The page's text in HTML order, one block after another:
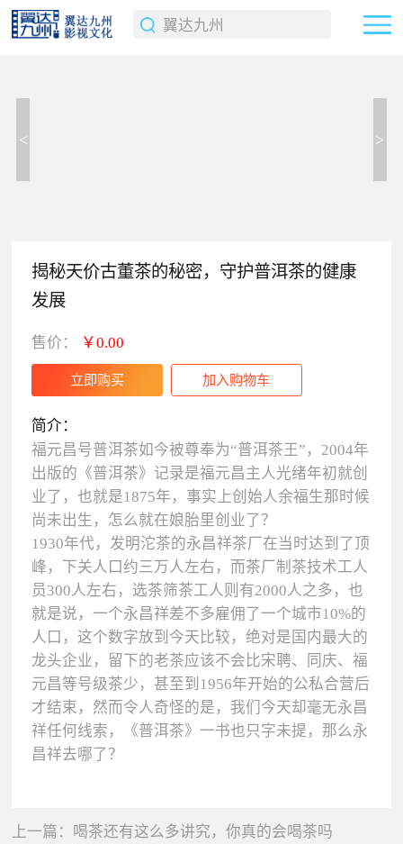
< >
揭秘天价古董茶的秘密，守护普洱茶的健康
发展
售价： ￥0.00
简介：
福元昌号普洱茶如今被尊奉为“普洱茶王”，2004年
出版的《普洱茶》记录是福元昌主人光绪年初就创
业了，也就是1875年，事实上创始人余福生那时候
尚未出生，怎么就在娘胎里创业了？
1930年代，发明沱茶的永昌祥茶厂在当时达到了顶
峰，下关人口约三万人左右，而茶厂制茶技术工人
员300人左右，选茶筛茶工人则有2000人之多，也
就是说，一个永昌祥差不多雇佣了一个城市10%的
人口，这个数字放到今天比较，绝对是国内最大的
龙头企业，留下的老茶应该不会比宋聘、同庆、福
元昌等号级茶少，甚至到1956年开始的公私合营后
才结束，然而令人奇怪的是，我们今天却毫无永昌
祥任何线索，《普洱茶》一书也只字未提，那么永
昌祥去哪了？
上一篇： 喝茶还有这么多讲究，你真的会喝茶吗